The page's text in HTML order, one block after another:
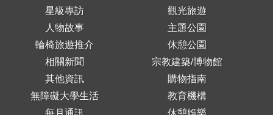
星級專訪
人物故事
輪椅旅遊推介
相關新聞
其他資訊
無障礙大學生活
每月通訊
觀光旅遊
主題公園
休憩公園
宗教建築/博物館
購物指南
教育機構
休憩娛樂